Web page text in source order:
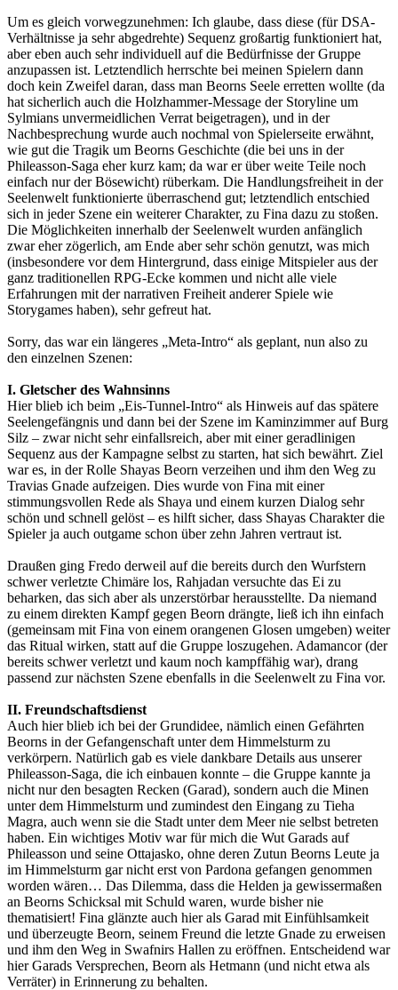
Um es gleich vorwegzunehmen: Ich glaube, dass diese (für DSA-
Verhältnisse ja sehr abgedrehte) Sequenz großartig funktioniert hat,
aber eben auch sehr individuell auf die Bedürfnisse der Gruppe
anzupassen ist. Letztendlich herrschte bei meinen Spielern dann
doch kein Zweifel daran, dass man Beorns Seele erretten wollte (da
hat sicherlich auch die Holzhammer-Message der Storyline um
Sylmians unvermeidlichen Verrat beigetragen), und in der
Nachbesprechung wurde auch nochmal von Spielerseite erwähnt,
wie gut die Tragik um Beorns Geschichte (die bei uns in der
Phileasson-Saga eher kurz kam; da war er über weite Teile noch
einfach nur der Bösewicht) rüberkam. Die Handlungsfreiheit in der
Seelenwelt funktionierte überraschend gut; letztendlich entschied
sich in jeder Szene ein weiterer Charakter, zu Fina dazu zu stoßen.
Die Möglichkeiten innerhalb der Seelenwelt wurden anfänglich
zwar eher zögerlich, am Ende aber sehr schön genutzt, was mich
(insbesondere vor dem Hintergrund, dass einige Mitspieler aus der
ganz traditionellen RPG-Ecke kommen und nicht alle viele
Erfahrungen mit der narrativen Freiheit anderer Spiele wie
Storygames haben), sehr gefreut hat.
Sorry, das war ein längeres „Meta-Intro“ als geplant, nun also zu
den einzelnen Szenen:
I. Gletscher des Wahnsinns
Hier blieb ich beim „Eis-Tunnel-Intro“ als Hinweis auf das spätere
Seelengefängnis und dann bei der Szene im Kaminzimmer auf Burg
Silz – zwar nicht sehr einfallsreich, aber mit einer geradlinigen
Sequenz aus der Kampagne selbst zu starten, hat sich bewährt. Ziel
war es, in der Rolle Shayas Beorn verzeihen und ihm den Weg zu
Travias Gnade aufzeigen. Dies wurde von Fina mit einer
stimmungsvollen Rede als Shaya und einem kurzen Dialog sehr
schön und schnell gelöst – es hilft sicher, dass Shayas Charakter die
Spieler ja auch outgame schon über zehn Jahren vertraut ist.
Draußen ging Fredo derweil auf die bereits durch den Wurfstern
schwer verletzte Chimäre los, Rahjadan versuchte das Ei zu
beharken, das sich aber als unzerstörbar herausstellte. Da niemand
zu einem direkten Kampf gegen Beorn drängte, ließ ich ihn einfach
(gemeinsam mit Fina von einem orangenen Glosen umgeben) weiter
das Ritual wirken, statt auf die Gruppe loszugehen. Adamancor (der
bereits schwer verletzt und kaum noch kampffähig war), drang
passend zur nächsten Szene ebenfalls in die Seelenwelt zu Fina vor.
II. Freundschaftsdienst
Auch hier blieb ich bei der Grundidee, nämlich einen Gefährten
Beorns in der Gefangenschaft unter dem Himmelsturm zu
verkörpern. Natürlich gab es viele dankbare Details aus unserer
Phileasson-Saga, die ich einbauen konnte – die Gruppe kannte ja
nicht nur den besagten Recken (Garad), sondern auch die Minen
unter dem Himmelsturm und zumindest den Eingang zu Tieha
Magra, auch wenn sie die Stadt unter dem Meer nie selbst betreten
haben. Ein wichtiges Motiv war für mich die Wut Garads auf
Phileasson und seine Ottajasko, ohne deren Zutun Beorns Leute ja
im Himmelsturm gar nicht erst von Pardona gefangen genommen
worden wären… Das Dilemma, dass die Helden ja gewissermaßen
an Beorns Schicksal mit Schuld waren, wurde bisher nie
thematisiert! Fina glänzte auch hier als Garad mit Einfühlsamkeit
und überzeugte Beorn, seinem Freund die letzte Gnade zu erweisen
und ihm den Weg in Swafnirs Hallen zu eröffnen. Entscheidend war
hier Garads Versprechen, Beorn als Hetmann (und nicht etwa als
Verräter) in Erinnerung zu behalten.